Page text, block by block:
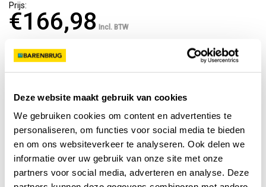
Deze website maakt gebruik van cookies
We gebruiken cookies om content en advertenties te
personaliseren, om functies voor social media te bieden
en om ons websiteverkeer te analyseren. Ook delen we
informatie over uw gebruik van onze site met onze
partners voor social media, adverteren en analyse. Deze
Prijs:
€166,98Incl. BTW
Kijk hoeveel graszaad je nodig hebt